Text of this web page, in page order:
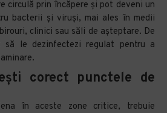
circulă prin încăpere și pot deveni un
bacterii și viruși, mai ales în medii
clinici sau săli de așteptare. De
să le dezinfectezi regulat pentru a
corect punctele de
în aceste zone critice, trebuie